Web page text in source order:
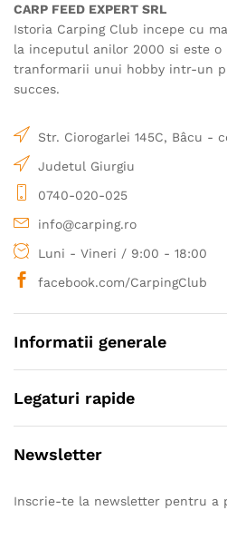
Protein Konzentrat
Extract din ficat
arome
Magazinul online Carping
achizitionate direct de la
CARP FEED EXPERT SRL
Istoria Carping Club incepe cu
la inceputul anilor 2000 si este o
tranformarii unui hobby intr-un
succes.
Str. Ciorogarlei 145C, Bâcu -
Judetul Giurgiu
0740-020-025
info@carping.ro
Luni - Vineri / 9:00 - 18:00
facebook.com/CarpingClub
Informatii generale
Legaturi rapide
Newsletter
Inscrie-te la newsletter pentru a